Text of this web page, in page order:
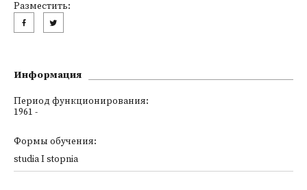
Разместить:
Информация
Период функционирования:
1961 -
Формы обучения:
studia I stopnia